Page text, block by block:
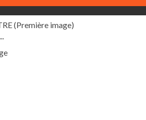
(Première image)